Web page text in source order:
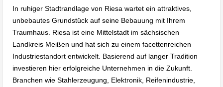
In ruhiger Stadtrandlage von Riesa wartet ein attraktives,
unbebautes Grundstück auf seine Bebauung mit Ihrem
Traumhaus. Riesa ist eine Mittelstadt im sächsischen
Landkreis Meißen und hat sich zu einem facettenreichen
Industriestandort entwickelt. Basierend auf langer Tradition
investieren hier erfolgreiche Unternehmen in die Zukunft.
Branchen wie Stahlerzeugung, Elektronik, Reifenindustrie,